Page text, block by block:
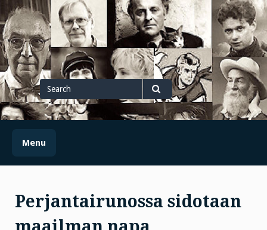
Skip
to
content
Search
for
Search
Menu
Perjantairunossa sidotaan